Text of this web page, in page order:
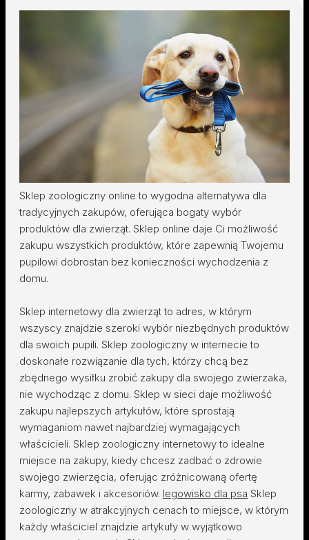
Sklep zoologiczny online to wygodna alternatywa dla
tradycyjnych zakupów, oferująca bogaty wybór
produktów dla zwierząt. Sklep online daje Ci możliwość
zakupu wszystkich produktów, które zapewnią Twojemu
pupilowi dobrostan bez konieczności wychodzenia z
domu.
Sklep internetowy dla zwierząt to adres, w którym
wszyscy znajdzie szeroki wybór niezbędnych produktów
dla swoich pupili. Sklep zoologiczny w internecie to
doskonałe rozwiązanie dla tych, którzy chcą bez
zbędnego wysiłku zrobić zakupy dla swojego zwierzaka,
nie wychodząc z domu. Sklep w sieci daje możliwość
zakupu najlepszych artykułów, które sprostają
wymaganiom nawet najbardziej wymagających
właścicieli. Sklep zoologiczny internetowy to idealne
miejsce na zakupy, kiedy chcesz zadbać o zdrowie
swojego zwierzęcia, oferując zróżnicowaną ofertę
karmy, zabawek i akcesoriów. legowisko dla psa Sklep
zoologiczny w atrakcyjnych cenach to miejsce, w którym
każdy właściciel znajdzie artykuły w wyjątkowo